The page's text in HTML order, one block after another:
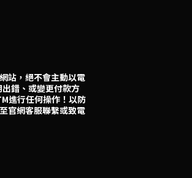
站，絕不會主動以電
錯、或變更付款方
進行任何操作！以防
官網客服聯繫或致電